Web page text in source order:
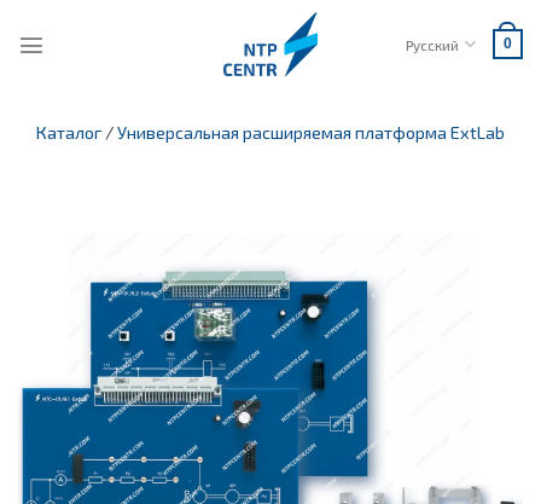
Русский 0
Каталог /Универсальная расширяемая платформа ExtLab